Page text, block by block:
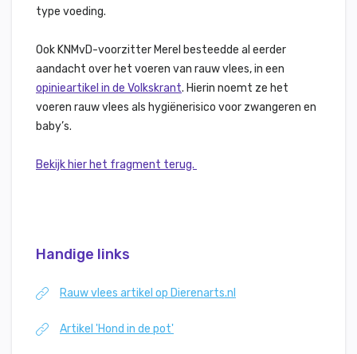
type voeding.
Ook KNMvD-voorzitter Merel besteedde al eerder
aandacht over het voeren van rauw vlees, in een
opinieartikel in de Volkskrant. Hierin noemt ze het
voeren rauw vlees als hygiënerisico voor zwangeren en
baby’s.
Bekijk hier het fragment terug.
Handige links
Rauw vlees artikel op Dierenarts.nl
Artikel 'Hond in de pot'